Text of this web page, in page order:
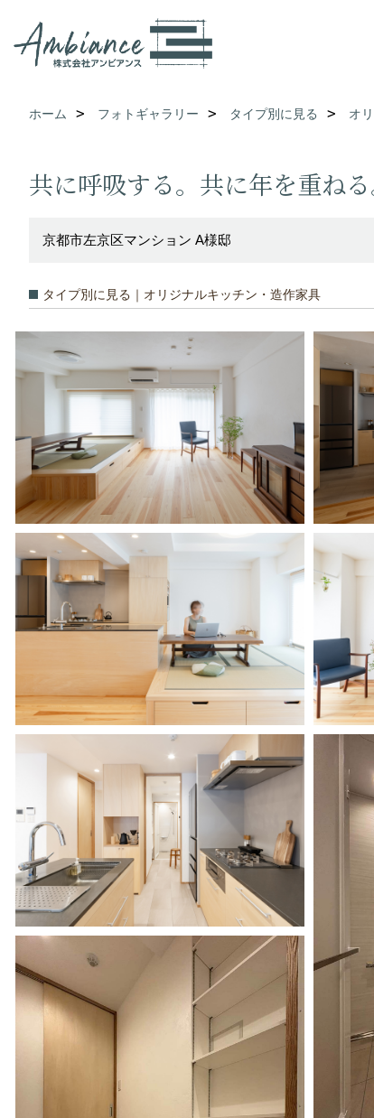
ホーム フォトギャラリー タイプ別に見る オ
共に呼吸する。共に年を重ね
京都市左京区マンション A様邸
タイプ別に見る｜オリジナルキッチン・造作家具